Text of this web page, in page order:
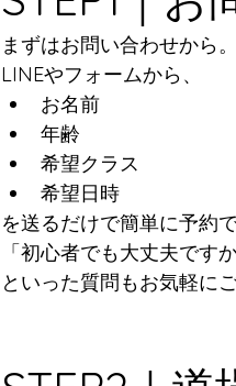
まずはお問い合わせから。
LINEやフォームから、
お名前
年齢
希望クラス
希望日時
を送るだけで簡単に予約で
「初心者でも大丈夫です
といった質問もお気軽に